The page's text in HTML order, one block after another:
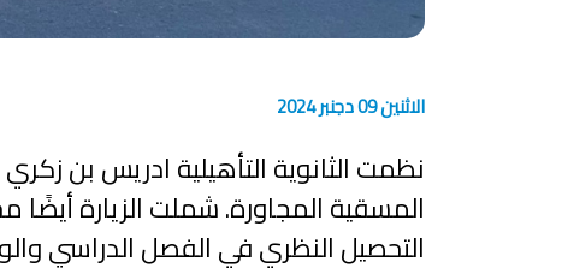
الاثنين 09 دجنبر 2024
المسقية المجاورة. شملت الزيارة
التحصيل النظري في الفصل الدراسي